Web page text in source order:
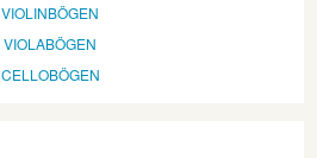
VIOLINBÖGEN
VIOLABÖGEN
CELLOBÖGEN